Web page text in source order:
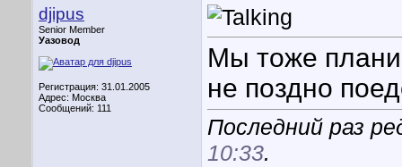
djipus
Senior Member
Уазовод
Регистрация: 31.01.2005
Адрес: Москва
Сообщений: 111
Мы тоже
не поздно
Последний раз
10:33.